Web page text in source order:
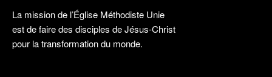
La mission de l’Église Méthodiste Unie
est de faire des disciples de Jésus-Christ
pour la transformation du monde.